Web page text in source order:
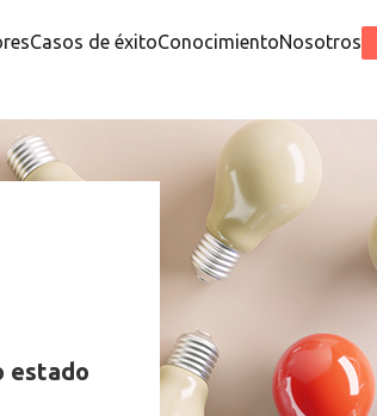
Casos de éxitoConocimientoNosotros
estado